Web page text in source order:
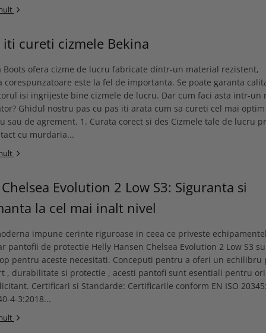
iti cureti cizmele Bekina
Boots ofera cizme de lucru fabricate dintr-un material rezistent,
corespunzatoare este la fel de importanta. Se poate garanta
isi ingrijeste bine cizmele de lucru. Dar cum faci asta intr-un
Ghidul nostru pas cu pas iti arata cum sa cureti cel mai
sau de agrement. 1. Curata corect si des Cizmele tale de lucru
cu murdaria...
Evolution 2 Low S3: Siguranta si
la cel mai inalt nivel
impune cerinte riguroase in ceea ce priveste
pantofii de protectie Helly Hansen Chelsea Evolution 2 Low S3
pentru aceste necesitati. Conceputi pentru a oferi un echilibru
, durabilitate si protectie , acesti pantofi sunt esentiali pentru
Certificari si Standarde: Certificarile conform EN ISO
4-3:2018...